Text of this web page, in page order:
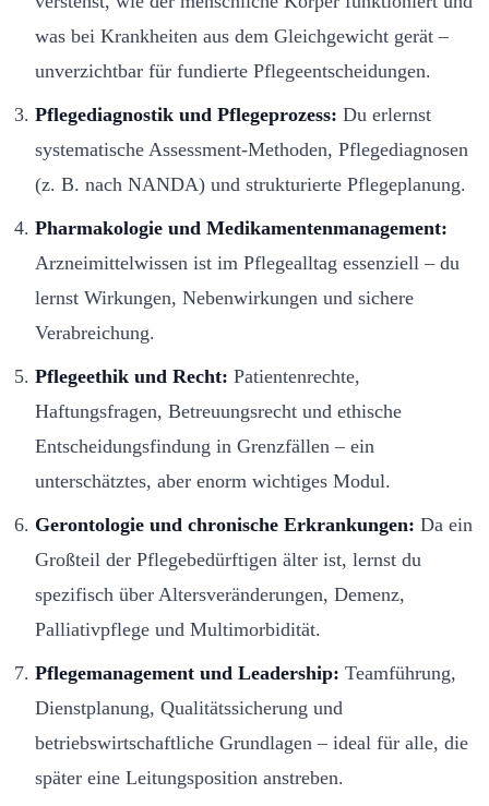
was bei Krankheiten aus dem Gleichgewicht gerät –
unverzichtbar für fundierte Pflegeentscheidungen.
Pflegediagnostik und Pflegeprozess: Du erlernst
systematische Assessment-Methoden, Pflegediagnosen
(z. B. nach NANDA) und strukturierte Pflegeplanung.
Pharmakologie und Medikamentenmanagement:
Arzneimittelwissen ist im Pflegealltag essenziell – du
lernst Wirkungen, Nebenwirkungen und sichere
Verabreichung.
Pflegeethik und Recht: Patientenrechte,
Haftungsfragen, Betreuungsrecht und ethische
Entscheidungsfindung in Grenzfällen – ein
unterschätztes, aber enorm wichtiges Modul.
Gerontologie und chronische Erkrankungen: Da ein
Großteil der Pflegebedürftigen älter ist, lernst du
spezifisch über Altersveränderungen, Demenz,
Palliativpflege und Multimorbidität.
Pflegemanagement und Leadership: Teamführung,
Dienstplanung, Qualitätssicherung und
betriebswirtschaftliche Grundlagen – ideal für alle, die
später eine Leitungsposition anstreben.